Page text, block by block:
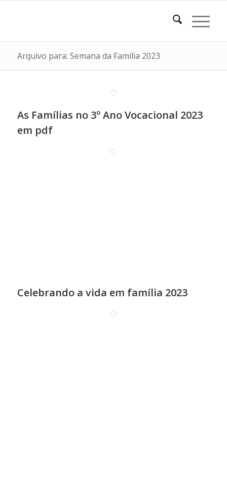
Arquivo para: Semana da Família 2023
As Famílias no 3º Ano Vocacional 2023
em pdf
Celebrando a vida em família 2023